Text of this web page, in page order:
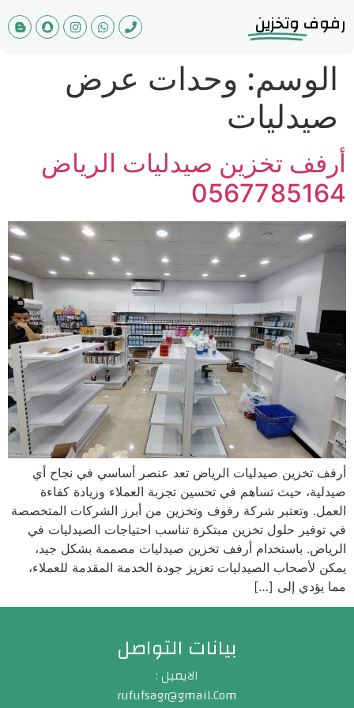
رفوف وتخزين
الوسم: وحدات عرض
صيدليات
أرفف تخزين صيدليات الرياض
0567785164
أرفف تخزين صيدليات الرياض تعد عنصر أساسي في نجاح أي
صيدلية، حيث تساهم في تحسين تجربة العملاء وزيادة كفاءة
العمل. وتعتبر شركة رفوف وتخزين من أبرز الشركات المتخصصة
في توفير حلول تخزين مبتكرة تناسب احتياجات الصيدليات في
الرياض. باستخدام أرفف تخزين صيدليات مصممة بشكل جيد،
يمكن لأصحاب الصيدليات تعزيز جودة الخدمة المقدمة للعملاء،
مما يؤدي إلى […]
بيانات التواصل
الايميل :
rufufsagr@gmail.Com